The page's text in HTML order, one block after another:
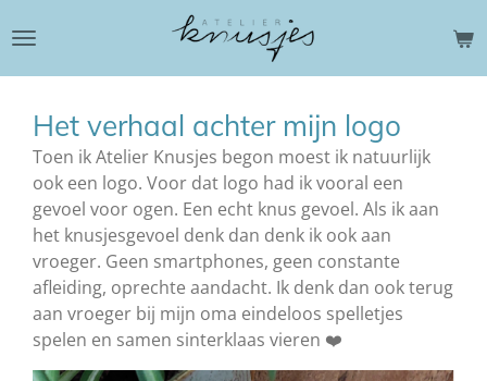
direct
naar
hoofdinhoud
Het verhaal achter mijn logo
Toen ik Atelier Knusjes begon moest ik natuurlijk
ook een logo. Voor dat logo had ik vooral een
gevoel voor ogen. Een echt knus gevoel. Als ik aan
het knusjesgevoel denk dan denk ik ook aan
vroeger. Geen smartphones, geen constante
afleiding, oprechte aandacht. Ik denk dan ook terug
aan vroeger bij mijn oma eindeloos spelletjes
spelen en samen sinterklaas vieren ❤️